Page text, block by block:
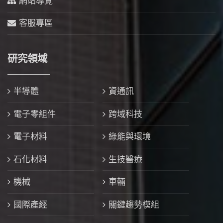
客服專區
研究領域
半導體 資通訊
電子零組件 跨域科技
電子材料 綠能與環境
石化材料 生技醫療
機械 車輛
國際產經 關鍵趨勢模組